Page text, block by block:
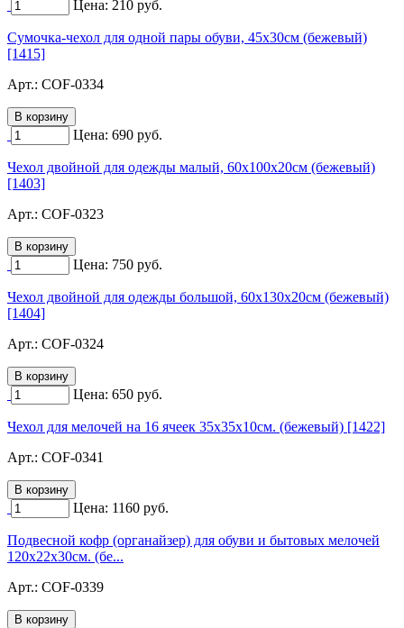
Цена: 210 руб.
Сумочка-чехол для одной пары обуви, 45х30см (бежевый)
[1415]
Арт.: COF-0334
Цена: 690 руб.
Чехол двойной для одежды малый, 60х100х20см (бежевый)
[1403]
Арт.: COF-0323
Цена: 750 руб.
Чехол двойной для одежды большой, 60х130х20см (бежевый)
[1404]
Арт.: COF-0324
Цена: 650 руб.
Чехол для мелочей на 16 ячеек 35х35х10см. (бежевый) [1422]
Арт.: COF-0341
Цена: 1160 руб.
Подвесной кофр (органайзер) для обуви и бытовых мелочей
120х22х30см. (бе...
Арт.: COF-0339